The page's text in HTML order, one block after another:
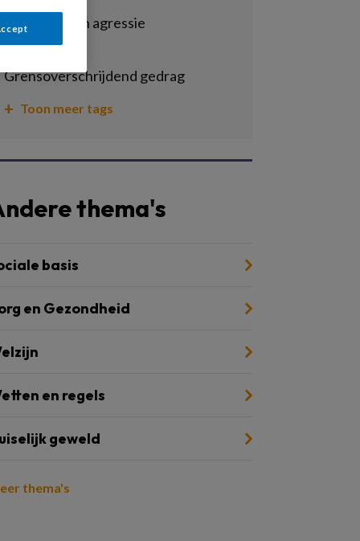
geweld en en agressie
gezinshulp
grensoverschrijdend gedrag
Toon meer tags
thema's
basis
en Gezondheid
en regels
geweld
thema's